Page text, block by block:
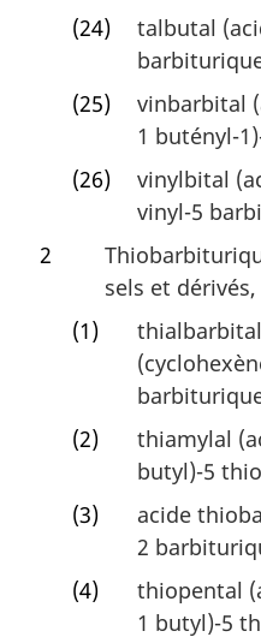
(24)
talbutal
(25)
vinbarbital
1 butényl-
(26)
vinylbital
vinyl-5
2
sels et
(1)
(2)
thiamylal
butyl)-5
(3)
acide
2
(4)
thiopental
1 butyl)-5